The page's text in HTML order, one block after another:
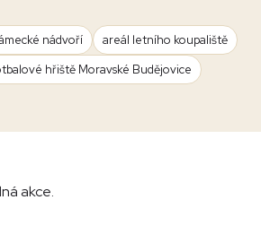
nádvoří
areál letního koupaliště
hřiště Moravské Budějovice
akce.